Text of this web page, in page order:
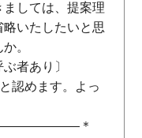
しては、提案理
いたしたいと思
。
あり〕
認めます。よっ
＊